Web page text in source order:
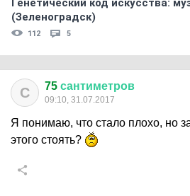
Генетический код искусства:
(Зеленоградск)
112 5
С 75 сантиметров
09:10, 31.07.2017
Я понимаю, что стало плохо, но
этого стоять?